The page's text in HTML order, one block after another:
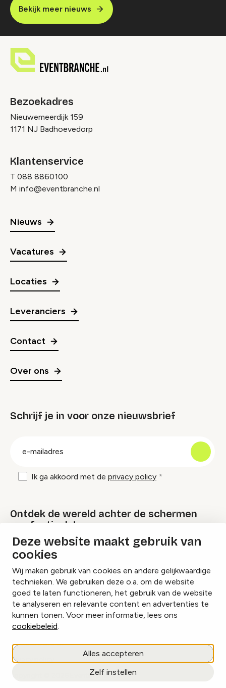
Deze website maakt gebruik van
cookies
Wij maken gebruik van cookies en andere gelijkwaardige
technieken. We gebruiken deze o.a. om de website
goed te laten functioneren, het gebruik van de website
te analyseren en relevante content en advertenties te
kunnen tonen. Voor meer informatie, lees ons
cookiebeleid.
Alles accepteren
Zelf instellen
Bekijk meer nieuws
Bezoekadres
Nieuwemeerdijk 159
1171 NJ Badhoevedorp
Klantenservice
T 088 8860100
M info@eventbranche.nl
Nieuws
Vacatures
Locaties
Leveranciers
Contact
Over ons
Schrijf je in voor onze nieuwsbrief
Ik ga akkoord met de privacy policy
Ontdek de wereld achter de schermen
van festivals!
Lees onze Festival Specials
InstagramFacebookLinkedIn
Cookies beheren
Privacy policy
copyright © 2026 Eventbranche.nl